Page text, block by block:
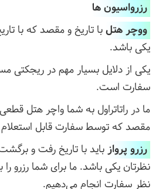
رزرواسیون ها
ووچر هتلبا تاریخ و مقصد که با
یکی باشد.
یکی از دلایل بسیار مهم در ریجکتی
سفارت است.
ما در راتاتراول به شما واچر هتل
مقصد که توسط سفارت قابل
رزرو پروازباید با تاریخ رفت و
نظرتان یکی باشد. ما برای شما رزرو
نظر سفارت انجام می‌دهیم.